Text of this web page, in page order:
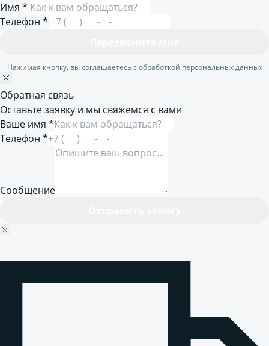
Имя *
Телефон *
Нажимая кнопку, вы соглашаетесь с обработкой персональных данных
Обратная связь
Оставьте заявку и мы свяжемся с вами
Ваше имя *
Телефон *
Сообщение